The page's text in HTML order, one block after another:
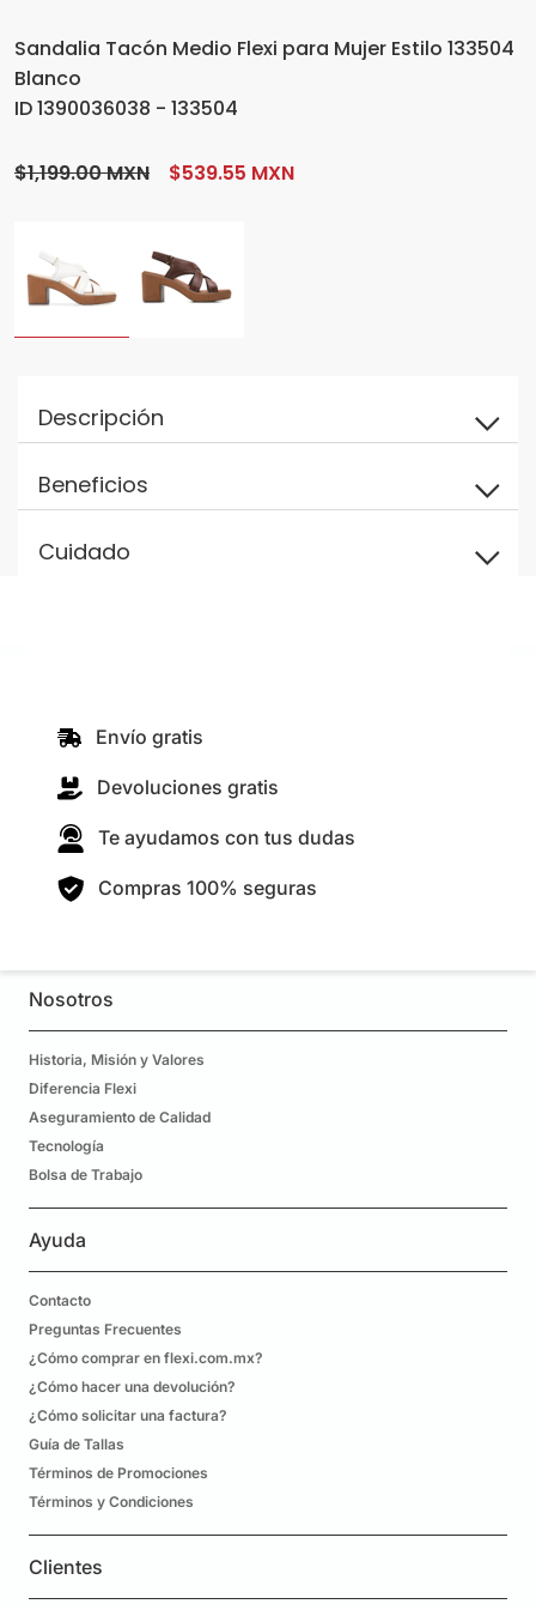
Sandalia Tacón Medio Flexi para Mujer Estilo 133504
Blanco
ID 1390036038 - 133504
$1,199.00 MXN $539.55 MXN
Descripción
Beneficios
Cuidado
Envío gratis
Devoluciones gratis
Te ayudamos con tus dudas
Compras 100% seguras
Nosotros
Historia, Misión y Valores
Diferencia Flexi
Aseguramiento de Calidad
Tecnología
Bolsa de Trabajo
Ayuda
Contacto
Preguntas Frecuentes
¿Cómo comprar en flexi.com.mx?
¿Cómo hacer una devolución?
¿Cómo solicitar una factura?
Guía de Tallas
Términos de Promociones
Términos y Condiciones
Clientes